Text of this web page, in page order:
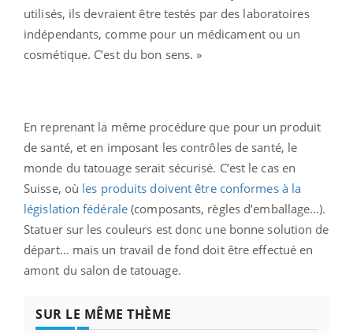
utilisés, ils devraient être testés par des laboratoires
indépendants, comme pour un médicament ou un
cosmétique. C’est du bon sens. »
En reprenant la même procédure que pour un produit
de santé, et en imposant les contrôles de santé, le
monde du tatouage serait sécurisé. C’est le cas en
Suisse, où les produits doivent être conformes à la
législation fédérale (composants, règles d’emballage…).
Statuer sur les couleurs est donc une bonne solution de
départ… mais un travail de fond doit être effectué en
amont du salon de tatouage.
SUR LE MÊME THÈME